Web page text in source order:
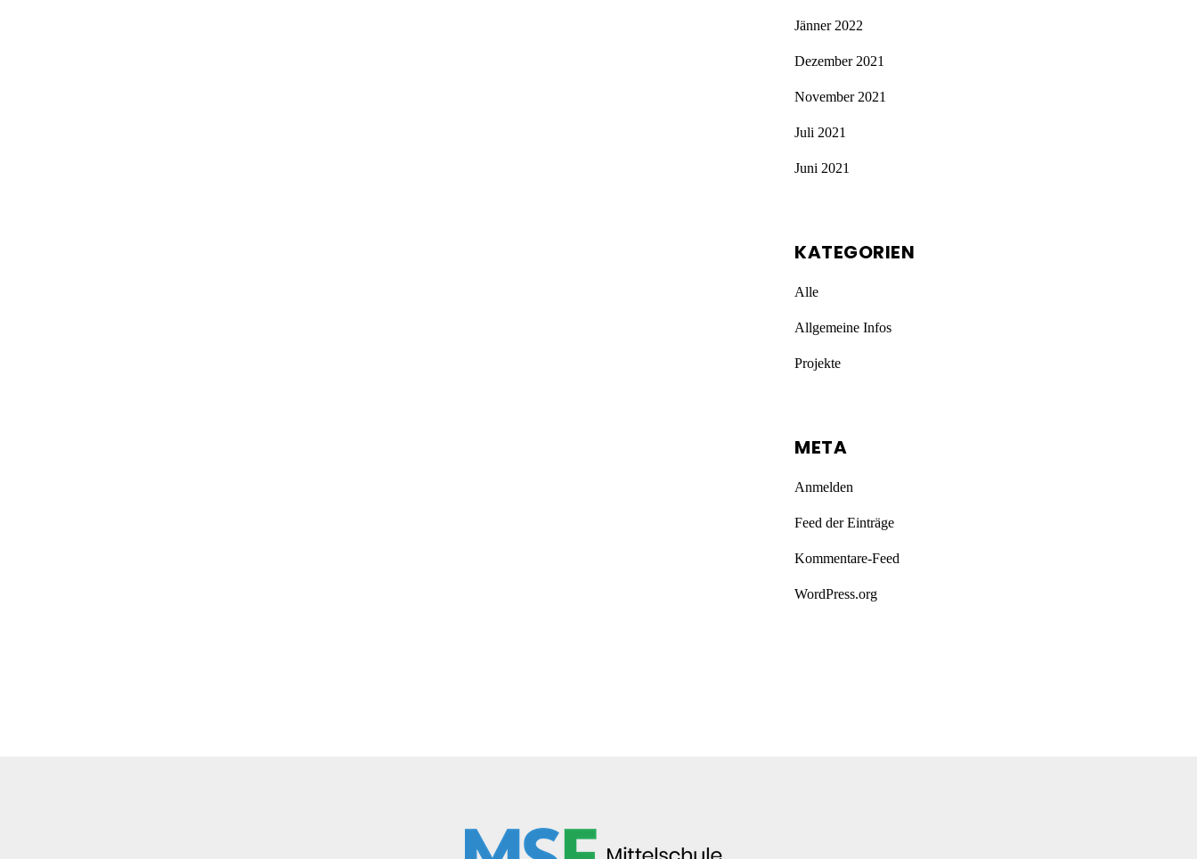
Jänner 2022
Dezember 2021
November 2021
Juli 2021
Juni 2021
KATEGORIEN
Alle
Allgemeine Infos
Projekte
META
Anmelden
Feed der Einträge
Kommentare-Feed
WordPress.org